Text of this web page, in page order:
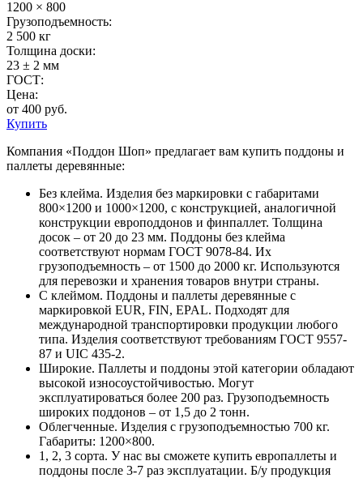
1200 × 800
Грузоподъемность:
2 500 кг
Толщина доски:
23 ± 2 мм
ГОСТ:
Цена:
от 400 руб.
Купить
Компания «Поддон Шоп» предлагает вам купить поддоны и
паллеты деревянные:
Без клейма. Изделия без маркировки с габаритами
800×1200 и 1000×1200, с конструкцией, аналогичной
конструкции европоддонов и финпаллет. Толщина
досок – от 20 до 23 мм. Поддоны без клейма
соответствуют нормам ГОСТ 9078-84. Их
грузоподъемность – от 1500 до 2000 кг. Используются
для перевозки и хранения товаров внутри страны.
С клеймом. Поддоны и паллеты деревянные с
маркировкой EUR, FIN, EPAL. Подходят для
международной транспортировки продукции любого
типа. Изделия соответствуют требованиям ГОСТ 9557-
87 и UIC 435-2.
Широкие. Паллеты и поддоны этой категории обладают
высокой износоустойчивостью. Могут
эксплуатироваться более 200 раз. Грузоподъемность
широких поддонов – от 1,5 до 2 тонн.
Облегченные. Изделия с грузоподъемностью 700 кг.
Габариты: 1200×800.
1, 2, 3 сорта. У нас вы сможете купить европаллеты и
поддоны после 3-7 раз эксплуатации. Б/у продукция